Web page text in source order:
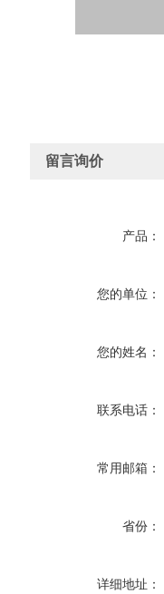
留言询价
产品：
您的单位：
您的姓名：
联系电话：
常用邮箱：
省份：
详细地址：